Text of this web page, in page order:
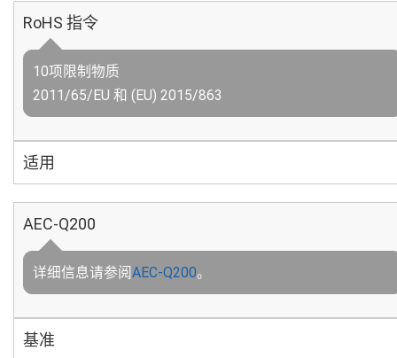
RoHS 指令
10项限制物质
2011/65/EU 和 (EU) 2015/863
适用
AEC-Q200
详细信息请参阅AEC-Q200。
基准